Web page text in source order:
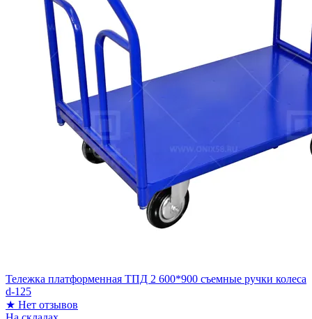
Тележка платформенная ТПД 2 600*900 съемные ручки колеса
d-125
★ Нет отзывов